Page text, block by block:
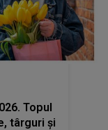
Topul
târguri și